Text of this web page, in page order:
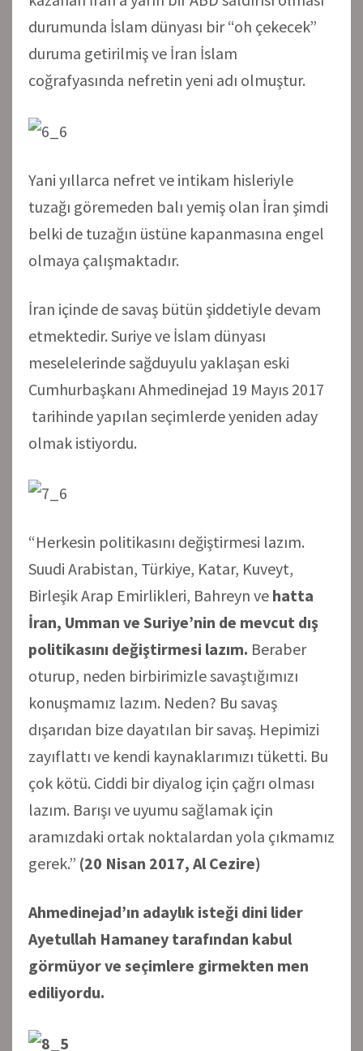
durumunda İslam dünyası bir “oh çekecek”
duruma getirilmiş ve İran İslam
coğrafyasında nefretin yeni adı olmuştur.
Yani yıllarca nefret ve intikam hisleriyle
tuzağı göremeden balı yemiş olan İran şimdi
belki de tuzağın üstüne kapanmasına engel
olmaya çalışmaktadır.
İran içinde de savaş bütün şiddetiyle devam
etmektedir. Suriye ve İslam dünyası
meselelerinde sağduyulu yaklaşan eski
Cumhurbaşkanı Ahmedinejad 19 Mayıs 2017
tarihinde yapılan seçimlerde yeniden aday
olmak istiyordu.
“Herkesin politikasını değiştirmesi lazım.
Suudi Arabistan, Türkiye, Katar, Kuveyt,
Birleşik Arap Emirlikleri, Bahreyn ve hatta
İran, Umman ve Suriye’nin de mevcut dış
politikasını değiştirmesi lazım. Beraber
oturup, neden birbirimizle savaştığımızı
konuşmamız lazım. Neden? Bu savaş
dışarıdan bize dayatılan bir savaş. Hepimizi
zayıflattı ve kendi kaynaklarımızı tüketti. Bu
çok kötü. Ciddi bir diyalog için çağrı olması
lazım. Barışı ve uyumu sağlamak için
aramızdaki ortak noktalardan yola çıkmamız
gerek.” (20 Nisan 2017, Al Cezire)
Ahmedinejad’ın adaylık isteği dini lider
Ayetullah Hamaney tarafından kabul
görmüyor ve seçimlere girmekten men
ediliyordu.